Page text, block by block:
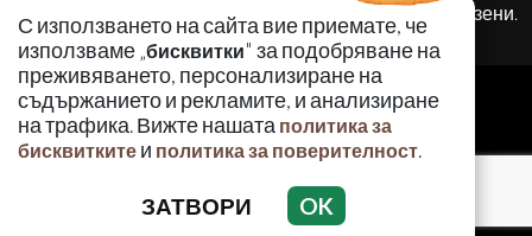
С използването на сайта вие приемате, че
използваме „бисквитки" за подобряване на
преживяването, персонализиране на
съдържанието и рекламите, и анализиране
на трафика. Вижте нашата политика за
бисквитките и политика за поверителност.
ЗАТВОРИ OK
© 2010 - 2026 | Crimes.BG. Всички права запазени.
РЕКЛАМА
КОНТАКТИ
ОБЩИ УСЛОВИЯ
ПОЛИТИКА ЗА БИСКВИТКИТЕ